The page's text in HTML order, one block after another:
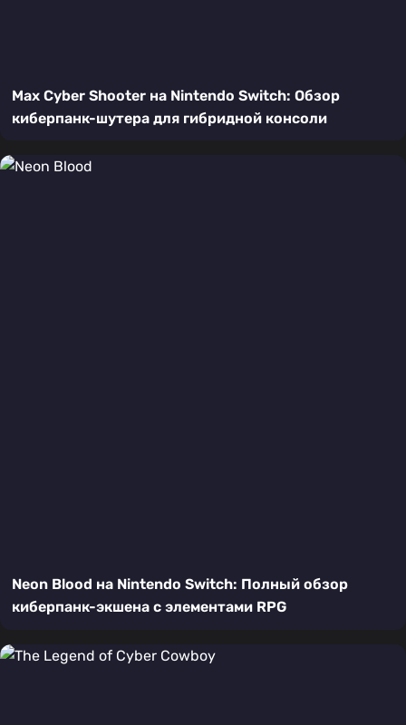
Max Cyber Shooter на Nintendo Switch: Обзор
киберпанк-шутера для гибридной консоли
Neon Blood на Nintendo Switch: Полный обзор
киберпанк-экшена с элементами RPG